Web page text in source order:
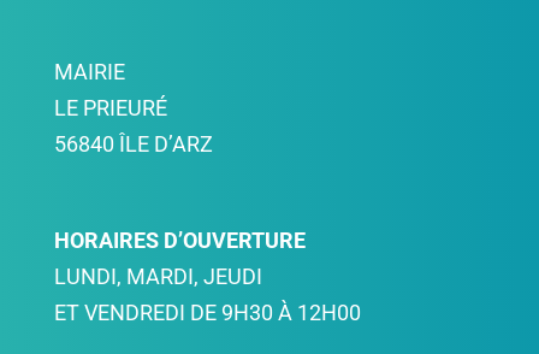
MAIRIE
LE PRIEURÉ
56840 ÎLE D’ARZ
HORAIRES D’OUVERTURE
LUNDI, MARDI, JEUDI
ET VENDREDI DE 9H30 À 12H00